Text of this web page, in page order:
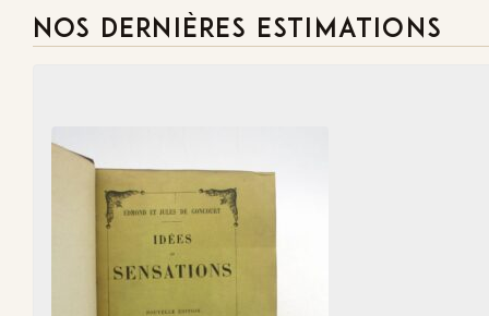
NOS DERNIÈRES ESTIMATIONS